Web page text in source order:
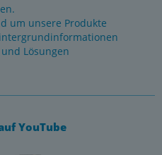
um unsere Produkte
Lösungen
YouTube